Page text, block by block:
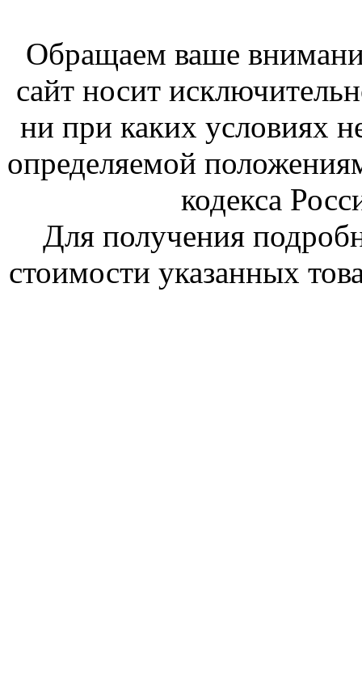
Обращаем ваше
сайт носит
ни при каких условиях
определяемой
кодекса
Для получения
стоимости указанных